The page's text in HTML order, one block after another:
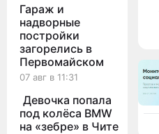
Гараж и
надворные
постройки
загорелись в
Первомайском
07 авг в 11:31
Девочка попала
под колёса BMW
на «зебре» в Чите